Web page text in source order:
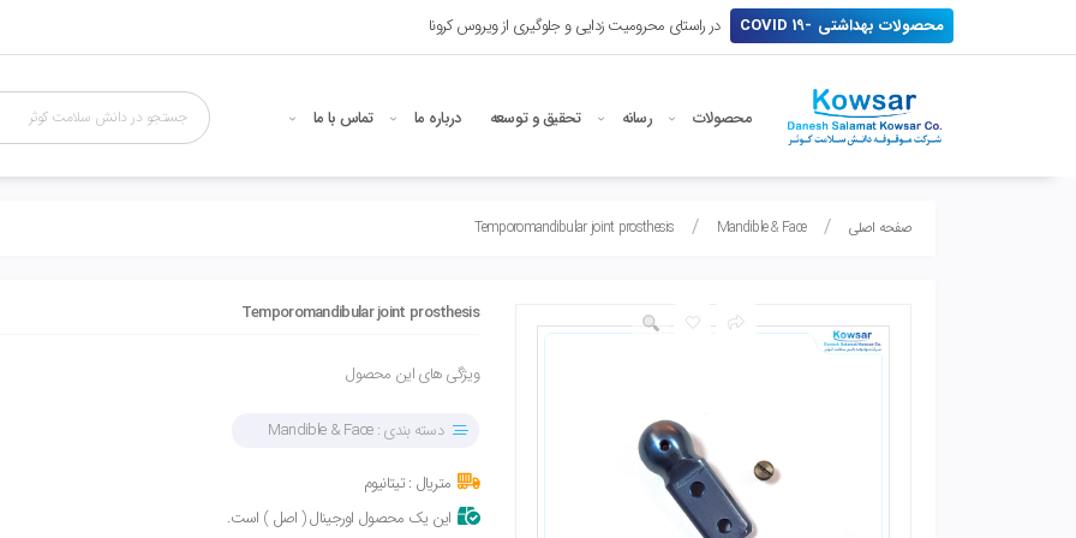
محصولات بهداشتی -19 COVID در راستای محرومیت زدایی و جلوگیری از ویروس کرونا
محصولات رسانه تحقیق و توسعه درباره ما تماس با ما
صفحه اصلی Mandible & Face
Temporomandibular joint prosthesis
Temporomandibular joint prosthesis
ویژگی های این محصول
دسته بندی :Mandible & Face
متریال : تیتانیوم
این یک محصول اورجینال ( اصل ) است.